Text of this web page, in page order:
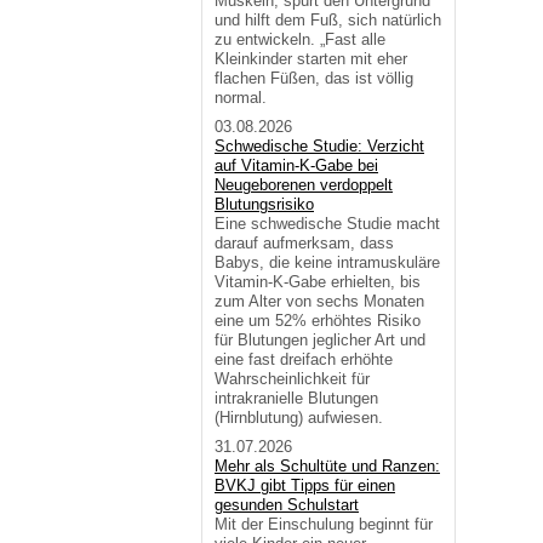
und hilft dem Fuß, sich natürlich
zu entwickeln. „Fast alle
Kleinkinder starten mit eher
flachen Füßen, das ist völlig
normal.
03.08.2026
Schwedische Studie: Verzicht
auf Vitamin-K-Gabe bei
Neugeborenen verdoppelt
Blutungsrisiko
Eine schwedische Studie macht
darauf aufmerksam, dass
Babys, die keine intramuskuläre
Vitamin-K-Gabe erhielten, bis
zum Alter von sechs Monaten
eine um 52% erhöhtes Risiko
für Blutungen jeglicher Art und
eine fast dreifach erhöhte
Wahrscheinlichkeit für
intrakranielle Blutungen
(Hirnblutung) aufwiesen.
31.07.2026
Mehr als Schultüte und Ranzen:
BVKJ gibt Tipps für einen
gesunden Schulstart
Mit der Einschulung beginnt für